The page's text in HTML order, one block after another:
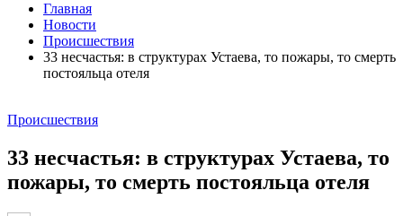
Главная
Новости
Происшествия
33 несчастья: в структурах Устаева, то пожары, то смерть
постояльца отеля
Происшествия
33 несчастья: в структурах Устаева, то
пожары, то смерть постояльца отеля